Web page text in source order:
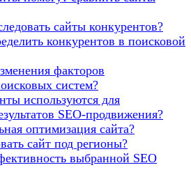
сайты конкурентов?
конкурентов в поисковой
факторов
систем?
используются для
SEO-продвижения?
оптимизация сайта?
сайт под регионы?
выбранной SEO